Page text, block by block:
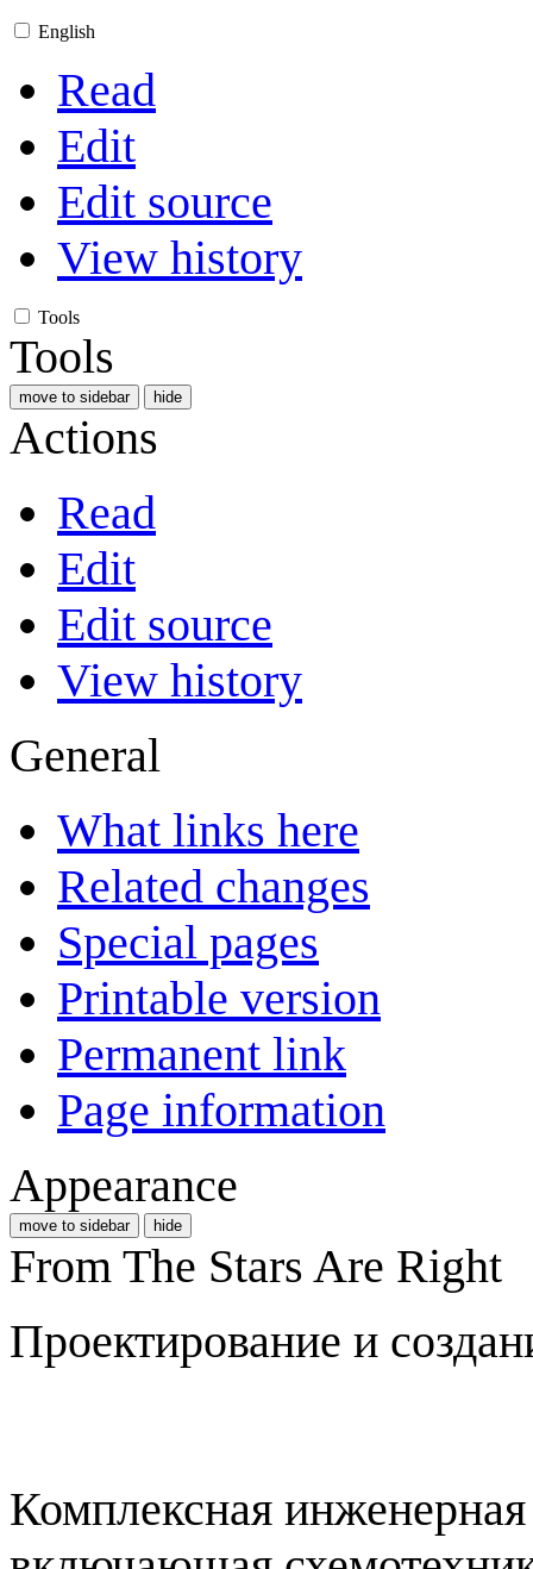
English
Read
Edit
Edit source
View history
Tools
Tools
move to sidebar hide
Actions
Read
Edit
Edit source
View history
General
What links here
Related changes
Special pages
Printable version
Permanent link
Page information
Appearance
move to sidebar hide
From The Stars Are Right
Проектирование и
Комплексная инженерная